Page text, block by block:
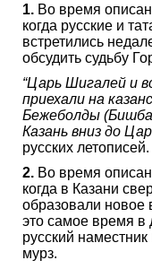
1. Во время
когда русские и
встретились
обсудить судьбу
“Царь Шигалей и
приехали на
Бежеболды
Казань вниз до
русских
2. Во время
когда в Казани
образовали новое
это самое время
русский
мурз.